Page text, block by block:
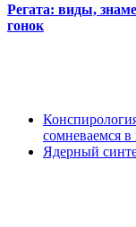
Регата: виды,
гонок
сомневаемся
Ядерный